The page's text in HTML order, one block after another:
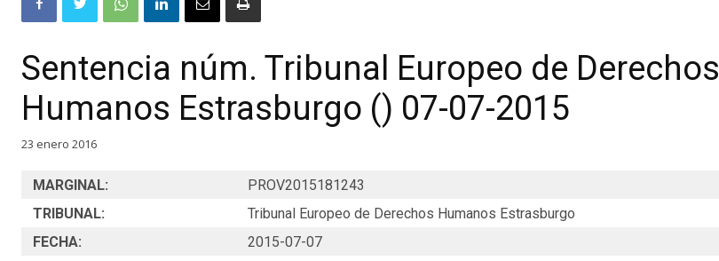
Sentencia núm. Tribunal Europeo de Derechos
Humanos Estrasburgo () 07-07-2015
23 enero 2016
MARGINAL:
PROV2015181243
TRIBUNAL:
Tribunal Europeo de Derechos Humanos Estrasburgo
FECHA:
2015-07-07